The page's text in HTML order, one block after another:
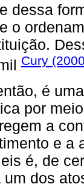
dessa
o
Cury
é
por
a
e a
é, de
um dos